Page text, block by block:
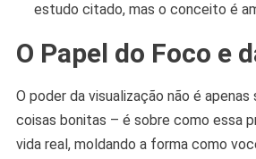
estudo citado, mas o conceito é
O Papel do Foco e
O poder da visualização não é apenas
coisas bonitas – é sobre como essa
vida real, moldando a forma como